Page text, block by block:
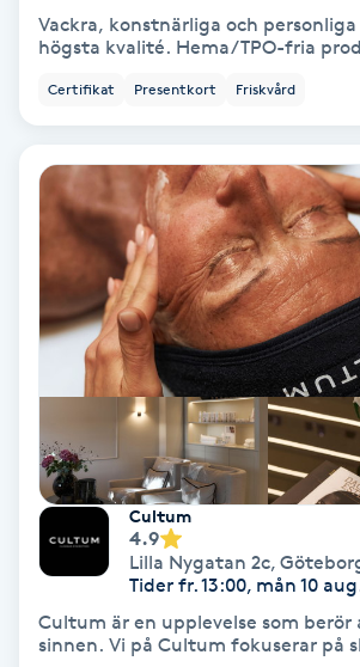
Kiropraktik
Klangmassage
Klippning
Klippning & Slingor
Klippning ungdom
Koppningsmassage
Vackra, konstnärliga och
högsta kvalité. Hema/TPO-fria
Certifikat Presentkort Friskvård
Cultum
4.9
Lilla Nygatan 2c,
Tider fr. 13:00, mån 10
Cultum är en upplevelse som berör
sinnen. Vi på Cultum fokuserar på